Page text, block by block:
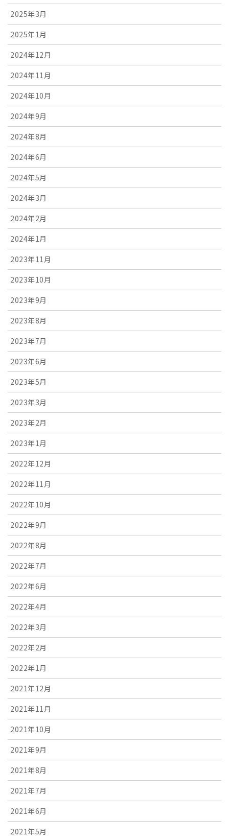
2025年3月
2025年1月
2024年12月
2024年11月
2024年10月
2024年9月
2024年8月
2024年6月
2024年5月
2024年3月
2024年2月
2024年1月
2023年11月
2023年10月
2023年9月
2023年8月
2023年7月
2023年6月
2023年5月
2023年3月
2023年2月
2023年1月
2022年12月
2022年11月
2022年10月
2022年9月
2022年8月
2022年7月
2022年6月
2022年4月
2022年3月
2022年2月
2022年1月
2021年12月
2021年11月
2021年10月
2021年9月
2021年8月
2021年7月
2021年6月
2021年5月